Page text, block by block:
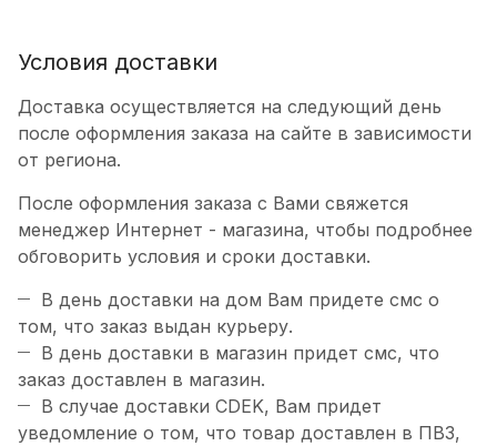
Условия доставки
Доставка осуществляется на следующий день
после оформления заказа на сайте в зависимости
от региона.
После оформления заказа с Вами свяжется
менеджер Интернет - магазина, чтобы подробнее
обговорить условия и сроки доставки.
В день доставки на дом Вам придете смс о
том, что заказ выдан курьеру.
В день доставки в магазин придет смс, что
заказ доставлен в магазин.
В случае доставки CDEK, Вам придет
уведомление о том, что товар доставлен в ПВЗ,